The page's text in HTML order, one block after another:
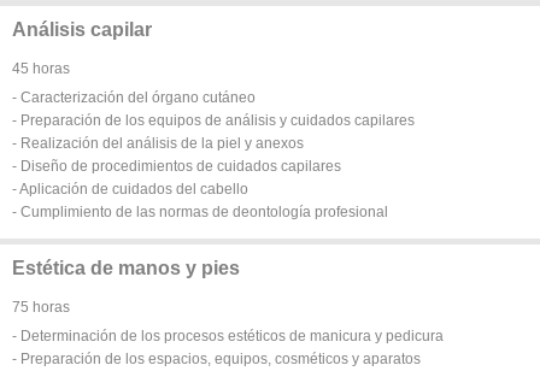
Análisis capilar
45 horas
- Caracterización del órgano cutáneo
- Preparación de los equipos de análisis y cuidados capilares
- Realización del análisis de la piel y anexos
- Diseño de procedimientos de cuidados capilares
- Aplicación de cuidados del cabello
- Cumplimiento de las normas de deontología profesional
Estética de manos y pies
75 horas
- Determinación de los procesos estéticos de manicura y pedicura
- Preparación de los espacios, equipos, cosméticos y aparatos